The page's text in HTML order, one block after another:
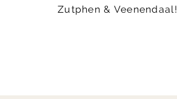
Zutphen & Veenendaal!